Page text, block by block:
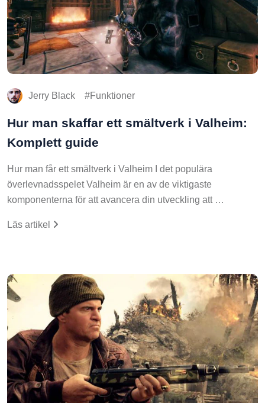
Jerry Black Funktioner
Hur man skaffar ett smältverk i Valheim:
Komplett guide
Hur man får ett smältverk i Valheim I det populära
överlevnadsspelet Valheim är en av de viktigaste
komponenterna för att avancera din utveckling att …
Läs artikel